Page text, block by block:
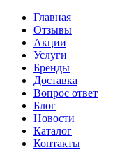
Главная
Отзывы
Акции
Услуги
Бренды
Доставка
Вопрос ответ
Блог
Новости
Каталог
Контакты